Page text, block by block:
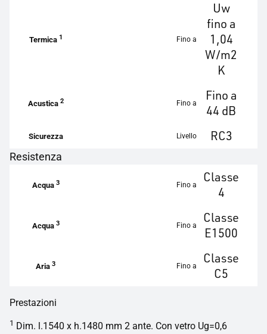
Termica 1 Fino a
Uw
fino a
1,04
W/m2
K
Acustica 2 Fino a
Fino a
44 dB
Sicurezza Livello RC3
Resistenza
Acqua 3 Fino a
Classe
4
Acqua 3 Fino a
Classe
E1500
Aria3 Fino a
Classe
C5
Prestazioni
1 Dim. l.1540 x h.1480 mm 2 ante. Con vetro Ug=0,6